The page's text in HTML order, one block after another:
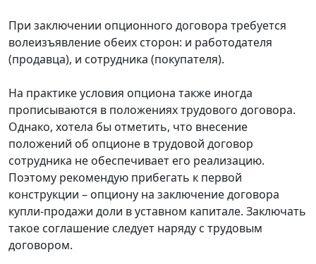
При заключении опционного договора требуется
волеизъявление обеих сторон: и работодателя
(продавца), и сотрудника (покупателя).
На практике условия опциона также иногда
прописываются в положениях трудового договора.
Однако, хотела бы отметить, что внесение
положений об опционе в трудовой договор
сотрудника не обеспечивает его реализацию.
Поэтому рекомендую прибегать к первой
конструкции – опциону на заключение договора
купли-продажи доли в уставном капитале. Заключать
такое соглашение следует наряду с трудовым
договором.